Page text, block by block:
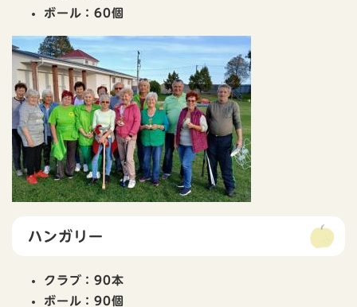
ボール：60個
ハンガリー
クラブ：90本
ボール：90個